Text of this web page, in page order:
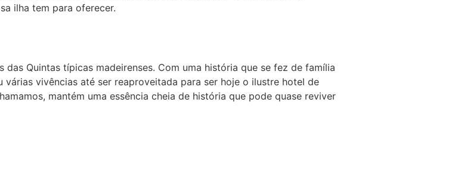
ilha tem para oferecer.
Quintas típicas madeirenses. Com uma história que se fez de família
vivências até ser reaproveitada para ser hoje o ilustre hotel de
mantém uma essência cheia de história que pode quase reviver